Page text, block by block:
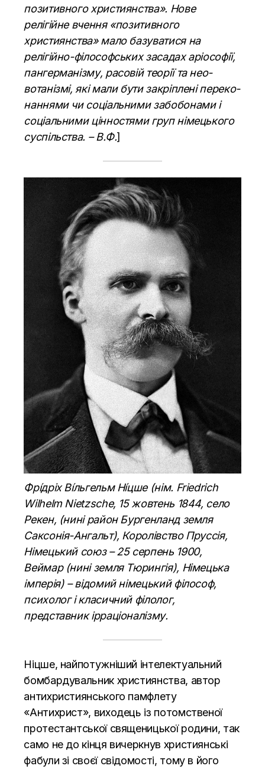
позитивного християнства». Нове
релігійне вчення «по­зитивного
християнства» мало базуватися на
релігійно-філософських засадах аріософії,
пангерманізму, расовій теорії та нео­
вотанізмі, які мали бути закріплені переко­
наннями чи соціальними забобонами і
соціаль­ними цінностями груп німецького
суспільства. – В.Ф.]
Фрі́дріх Ві́льгельм Ні́цше (нім. Friedrich
Wilhelm Nietzsche, 15 жовтень 1844, село
Рекен, (нині район Бургенланд земля
Саксонія-Ангальт), Королівство Пруссія,
Німецький союз – 25 серпень 1900,
Веймар (нині земля Тюрингія), Німецька
імперія) – відомий німецький філософ,
психолог і класичний філолог,
представник ірраціоналізму.
Ніцше, найпотужніший інтелектуальний
бомбардувальник християнства, автор
антихристиянського памфлету
«Антихрист», виходець із потомственої
протестантської священицької родини, так
само не до кінця вичеркнув християнські
фабули зі своєї свідомості, тому в його